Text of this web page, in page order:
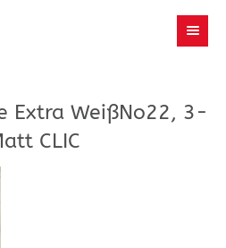
Extra WeißNo22, 3-
CLIC